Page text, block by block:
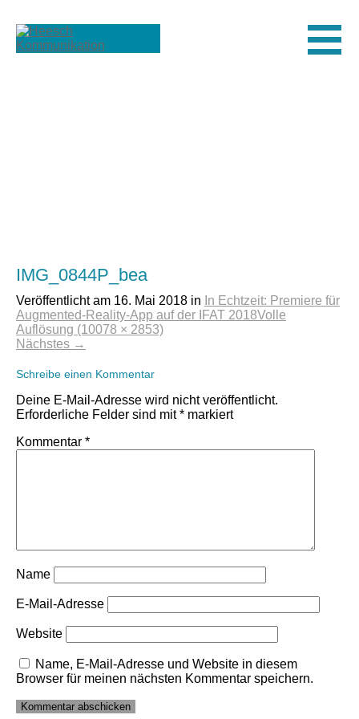
IMG_0844P_bea
Veröffentlicht am 16. Mai 2018 in In Echtzeit: Premiere für
Augmented-Reality-App auf der IFAT 2018Volle
Auflösung (10078 × 2853)
Nächstes →
Schreibe einen Kommentar
Deine E-Mail-Adresse wird nicht veröffentlicht.
Erforderliche Felder sind mit* markiert
Kommentar *
Name
E-Mail-Adresse
Website
Name, E-Mail-Adresse und Website in diesem
Browser für meinen nächsten Kommentar speichern.